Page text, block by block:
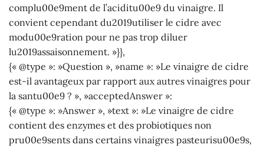
complu00e9ment de l’aciditu00e9 du vinaigre. Il
convient cependant du2019utiliser le cidre avec
modu00e9ration pour ne pas trop diluer
lu2019assaisonnement. »}},
{« @type »: »Question », »name »: »Le vinaigre de cidre
est-il avantageux par rapport aux autres vinaigres pour
la santu00e9 ? », »acceptedAnswer »:
{« @type »: »Answer », »text »: »Le vinaigre de cidre
contient des enzymes et des probiotiques non
pru00e9sents dans certains vinaigres pasteurisu00e9s,